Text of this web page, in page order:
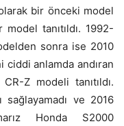
bir önceki model
tanıtıldı. 1992-
sonra ise 2010
ciddi anlamda andıran
Z modeli tanıtıldı.
ve 2016
Honda S2000